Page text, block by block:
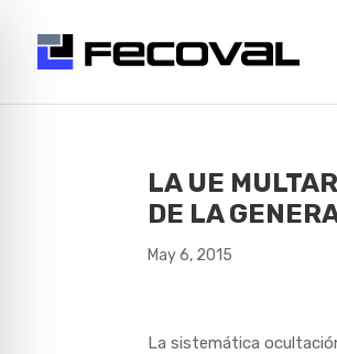
LA UE
DE LA
May 6, 2015
La sistemática